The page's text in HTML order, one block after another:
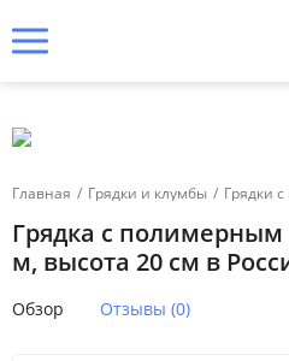
Главная / Грядки и клумбы / Грядки
Грядка с полимерным
м, высота 20 см в
Обзор Отзывы (0)